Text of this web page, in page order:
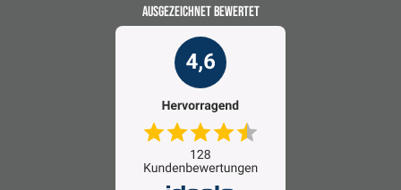
AUSGEZEICHNET BEWERTET